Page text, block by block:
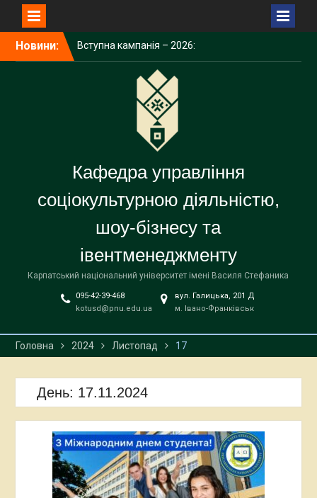
Новини:
Вступна кампанія – 2026:
Карпатський університет
демонструє зростання за
всіма показниками
Університет долучився до
дискусії про майбутнє
Карпатський університет
підписав меморандум про
співпрацю у сфері
енергетичних технологій
Кафедра управління
соціокультурною діяльністю,
шоу-бізнесу та
івентменеджменту
Карпатський національний університет імені Василя Стефаника
095-42-39-468
kotusd@pnu.edu.ua
вул. Галицька, 201 Д
м. Івано-Франківськ
Головна 2024 Листопад 17
День: 17.11.2024